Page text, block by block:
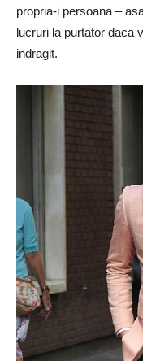
propria-i persoana –
lucruri la purtator daca
indragit.